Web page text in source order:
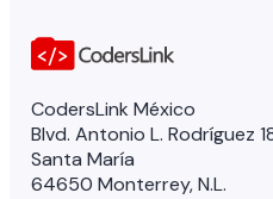
CodersLink México
Blvd. Antonio L. Rodríguez
Santa María
64650 Monterrey, N.L.